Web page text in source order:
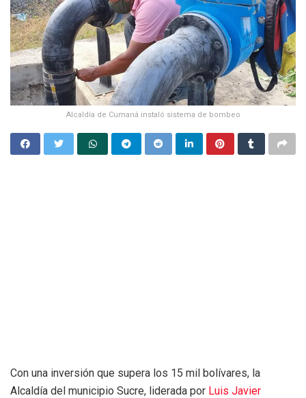
Alcaldía de Cumaná instaló sistema de bombeo
Con una inversión que supera los 15 mil bolívares, la
Alcaldía del municipio Sucre, liderada por Luis Javier